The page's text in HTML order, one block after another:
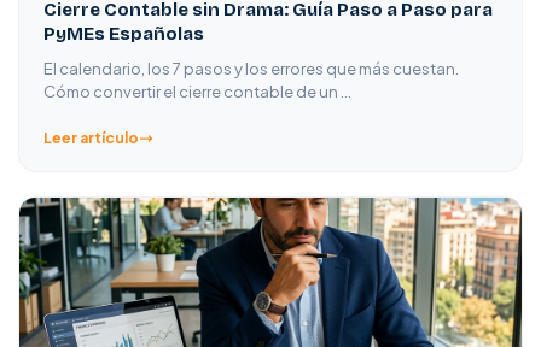
Cierre Contable sin Drama: Guía Paso a Paso para
PyMEs Españolas
El calendario, los 7 pasos y los errores que más cuestan.
Cómo convertir el cierre contable de un …
Leer artículo